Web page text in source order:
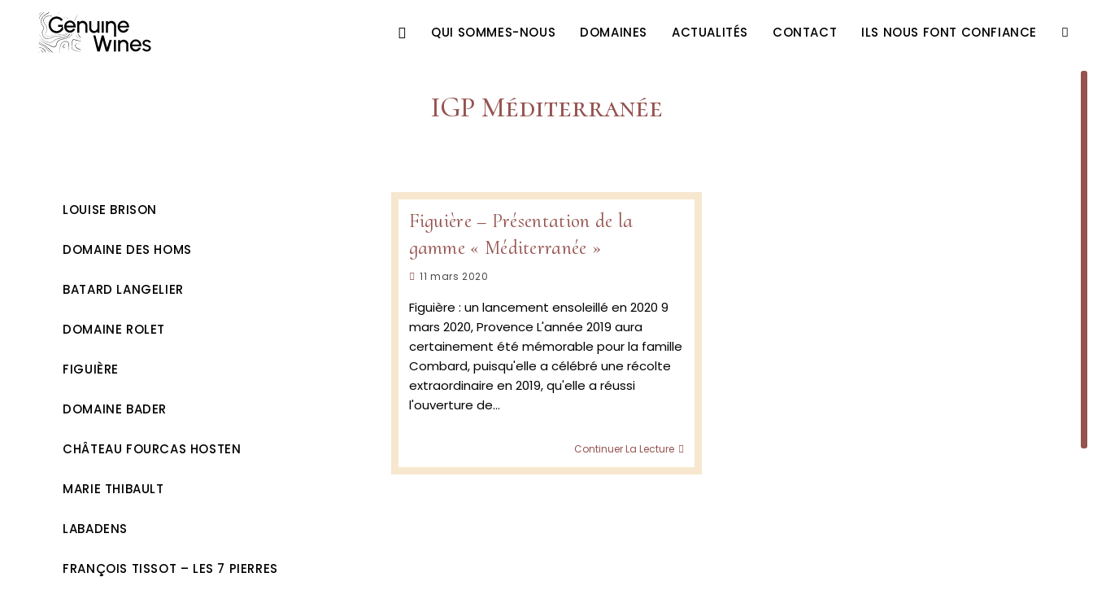
content
QUI SOMMES-NOUS DOMAINES ACTUALITÉS CONTACT ILS NOUS FONT CONFIANCE
IGP Méditerranée
LOUISE BRISON
DOMAINE DES HOMS
BATARD LANGELIER
DOMAINE ROLET
FIGUIÈRE
DOMAINE BADER
CHÂTEAU FOURCAS HOSTEN
MARIE THIBAULT
LABADENS
FRANÇOIS TISSOT – LES 7 PIERRES
Figuière – Présentation de la
gamme « Méditerranée »
Publication
11 mars 2020
Figuière : un lancement ensoleillé en 2020 9
mars 2020, Provence L'année 2019 aura
certainement été mémorable pour la famille
Combard, puisqu'elle a célébré une récolte
extraordinaire en 2019, qu'elle a réussi
l'ouverture de…
Continuer La Lecture
Présentation